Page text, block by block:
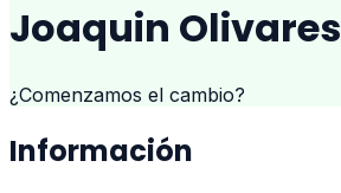
Joaquin Olivares
¿Comenzamos el cambio?
Información